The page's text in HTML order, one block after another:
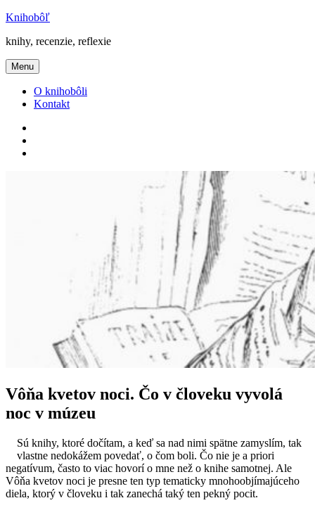
Prejsť
obsah
Knihobôľ
knihy, recenzie, reflexie
Menu
O knihobôli
Kontakt
Vôňa kvetov noci. Čo v človeku vyvolá
noc v múzeu
Sú knihy, ktoré dočítam, a keď sa nad nimi spätne zamyslím, tak
vlastne nedokážem povedať, o čom boli. Čo nie je a priori
negatívum, často to viac hovorí o mne než o knihe samotnej. Ale
Vôňa kvetov noci je presne ten typ tematicky mnohoobjímajúceho
diela, ktorý v človeku i tak zanechá taký ten pekný pocit.